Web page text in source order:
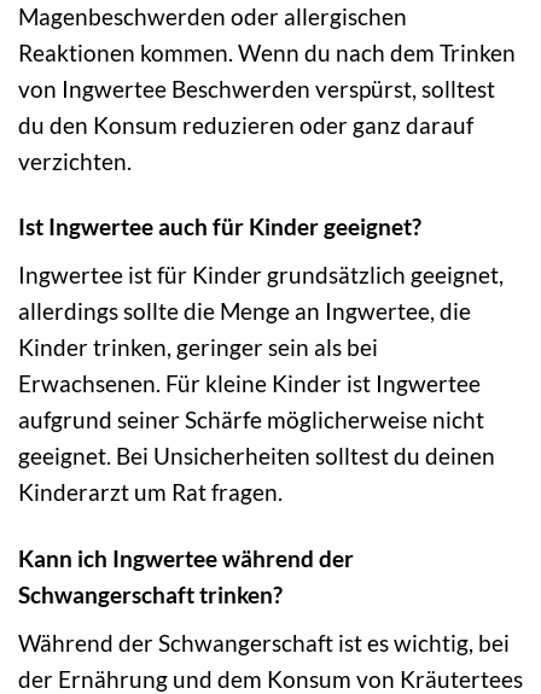
Magenbeschwerden oder allergischen
Reaktionen kommen. Wenn du nach dem Trinken
von Ingwertee Beschwerden verspürst, solltest
du den Konsum reduzieren oder ganz darauf
verzichten.
Ist Ingwertee auch für Kinder geeignet?
Ingwertee ist für Kinder grundsätzlich geeignet,
allerdings sollte die Menge an Ingwertee, die
Kinder trinken, geringer sein als bei
Erwachsenen. Für kleine Kinder ist Ingwertee
aufgrund seiner Schärfe möglicherweise nicht
geeignet. Bei Unsicherheiten solltest du deinen
Kinderarzt um Rat fragen.
Kann ich Ingwertee während der
Schwangerschaft trinken?
Während der Schwangerschaft ist es wichtig, bei
der Ernährung und dem Konsum von Kräutertees